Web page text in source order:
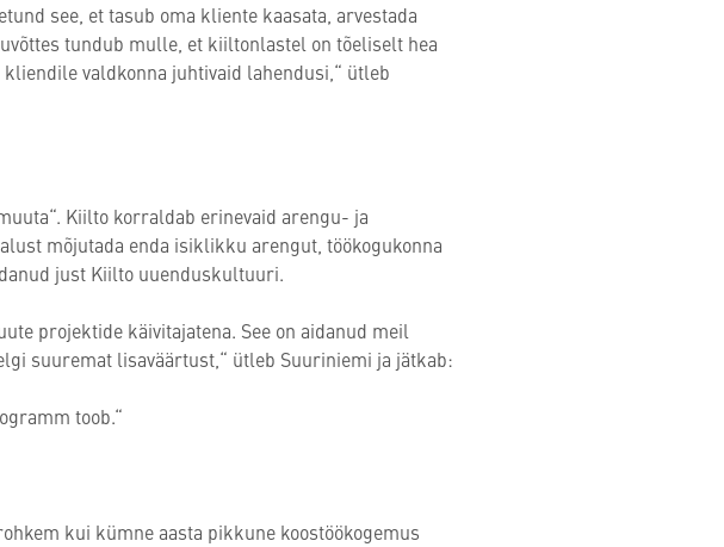
see, et tasub oma kliente kaasata, arvestada
tundub mulle, et kiiltonlastel on tõeliselt hea
valdkonna juhtivaid lahendusi,“ ütleb
Kiilto korraldab erinevaid arengu- ja
mõjutada enda isiklikku arengut, töökogukonna
just Kiilto uuenduskultuuri.
projektide käivitajatena. See on aidanud meil
suuremat lisaväärtust,“ ütleb Suuriniemi ja jätkab:
toob.“
kui kümne aasta pikkune koostöökogemus